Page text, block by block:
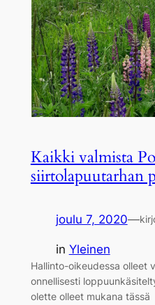
Kaikki valmista
siirtolapuutarhan
joulu 7, 2020—
in Yleinen
Hallinto-oikeudessa olleet
onnellisesti
olette olleet mukana tässä